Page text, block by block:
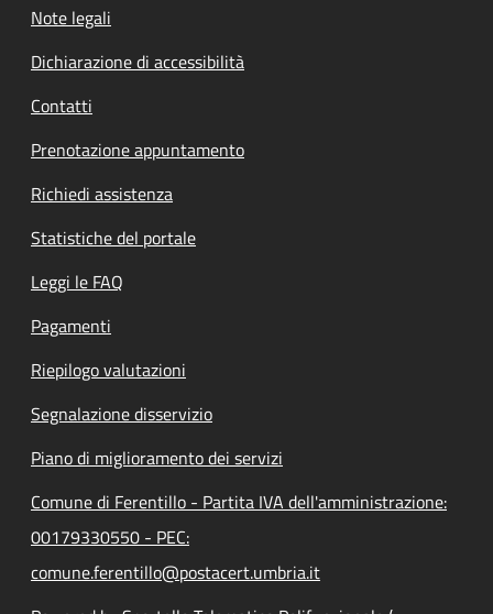
Note legali
Dichiarazione di accessibilità
Contatti
Prenotazione appuntamento
Richiedi assistenza
Statistiche del portale
Leggi le FAQ
Pagamenti
Riepilogo valutazioni
Segnalazione disservizio
Piano di miglioramento dei servizi
Comune di Ferentillo - Partita IVA dell'amministrazione:
00179330550 - PEC:
comune.ferentillo@postacert.umbria.it